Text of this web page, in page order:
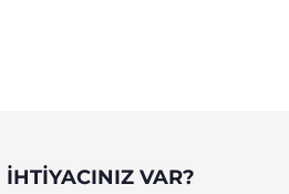
IHTIYACINIZ VAR?